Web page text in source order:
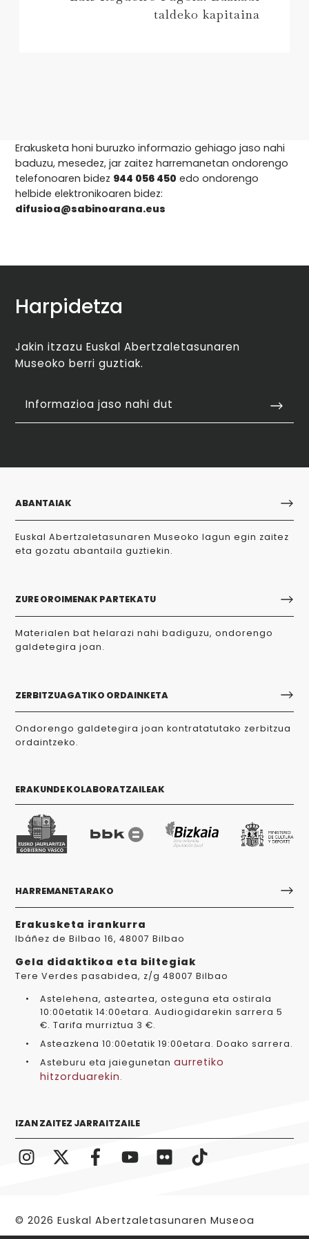
taldeko kapitaina
Erakusketa honi buruzko informazio gehiago jaso nahi
baduzu, mesedez, jar zaitez harremanetan ondorengo
telefonoaren bidez 944 056 450 edo ondorengo
helbide elektronikoaren bidez:
difusioa@sabinoarana.eus
Harpidetza
Jakin itzazu Euskal Abertzaletasunaren
Museoko berri guztiak.
Informazioa jaso nahi dut
ABANTAIAK
Euskal Abertzaletasunaren Museoko lagun egin zaitez
eta gozatu abantaila guztiekin.
ZURE OROIMENAK PARTEKATU
Materialen bat helarazi nahi badiguzu, ondorengo
galdetegira joan.
ZERBITZUAGATIKO ORDAINKETA
Ondorengo galdetegira joan kontratatutako zerbitzua
ordaintzeko.
ERAKUNDE KOLABORATZAILEAK
HARREMANETARAKO
Erakusketa irankurra
Ibáñez de Bilbao 16, 48007 Bilbao
Gela didaktikoa eta biltegiak
Tere Verdes pasabidea, z/g 48007 Bilbao
Astelehena, asteartea, osteguna eta ostirala
10:00etatik 14:00etara. Audiogidarekin sarrera 5
€. Tarifa murriztua 3 €.
Asteazkena 10:00etatik 19:00etara. Doako sarrera.
Asteburu eta jaiegunetan aurretiko
hitzorduarekin.
IZAN ZAITEZ JARRAITZAILE
© 2026 Euskal Abertzaletasunaren Museoa